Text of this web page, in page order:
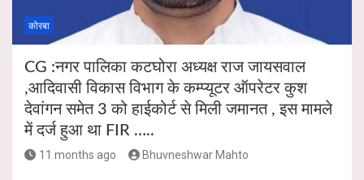
कोरबा
CG :नगर पालिका कटघोरा अध्यक्ष राज जायसवाल
,आदिवासी विकास विभाग के कम्प्यूटर ऑपरेटर कुश
देवांगन समेत 3 को हाईकोर्ट से मिली जमानत , इस मामले
में दर्ज हुआ था FIR …..
11 months ago Bhuvneshwar Mahto